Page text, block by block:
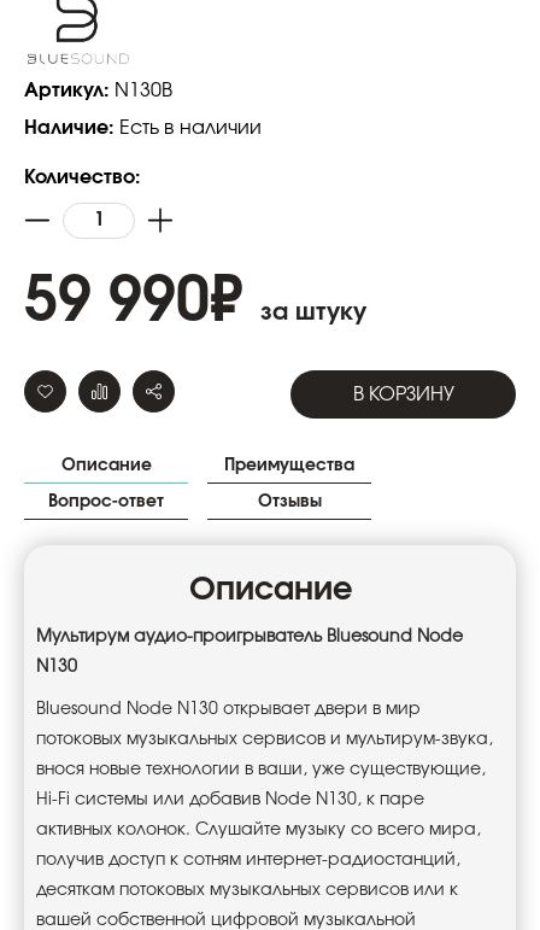
Артикул: N130B
Наличие: Есть в наличии
Количество:
59 990₽ за штуку
В КОРЗИНУ
Описание Преимущества
Вопрос-ответ Отзывы
Описание
Мультирум аудио-проигрыватель Bluesound Node
N130
Bluesound Node N130 открывает двери в мир
потоковых музыкальных сервисов и мультирум-звука,
внося новые технологии в ваши, уже существующие,
Hi-Fi системы или добавив Node N130, к паре
активных колонок. Слушайте музыку со всего мира,
получив доступ к сотням интернет-радиостанций,
десяткам потоковых музыкальных сервисов или к
вашей собственной цифровой музыкальной